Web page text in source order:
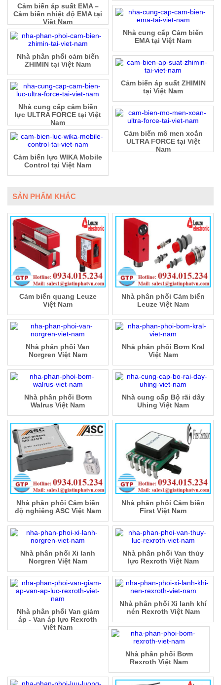
Cảm biến áp suất EMA –
Cảm biến nhiệt độ EMA tại
Việt Nam
Nhà cung cấp Cảm biến
EMA tại Việt Nam
Nhà phân phối cảm biến
ZHIMIN tại Việt Nam
Cảm biến áp suất ZHIMIN
tại Việt Nam
Nhà cung cấp cảm biến
lực ULTRA FORCE tại Việt
Nam
Cảm biến mô men xoắn
ULTRA FORCE tại Việt
Nam
Cảm biến lực WIKA Mobile
Control tại Việt Nam
SẢN PHẨM KHÁC
Cảm biến quang Leuze
Việt Nam
Nhà phân phối Cảm biến
Leuze Việt Nam
Nhà phân phối Van
Norgren Việt Nam
Nhà phân phối Bơm Kral
Việt Nam
Nhà phân phối Bơm
Walrus Việt Nam
Nhà cung cấp Bộ rãi dây
Uhing Việt Nam
Nhà phân phối Cảm biến
độ nghiêng ASC Việt Nam
Nhà phân phối Cảm biến
First Việt Nam
Nhà phân phối Xi lanh
Norgren Việt Nam
Nhà phân phối Van thủy
lực Rexroth Việt Nam
Nhà phân phối Van giảm
áp - Van áp lực Rexroth
Việt Nam
Nhà phân phối Xi lanh khí
nén Rexroth Việt Nam
Nhà phân phối Bơm
Rexroth Việt Nam